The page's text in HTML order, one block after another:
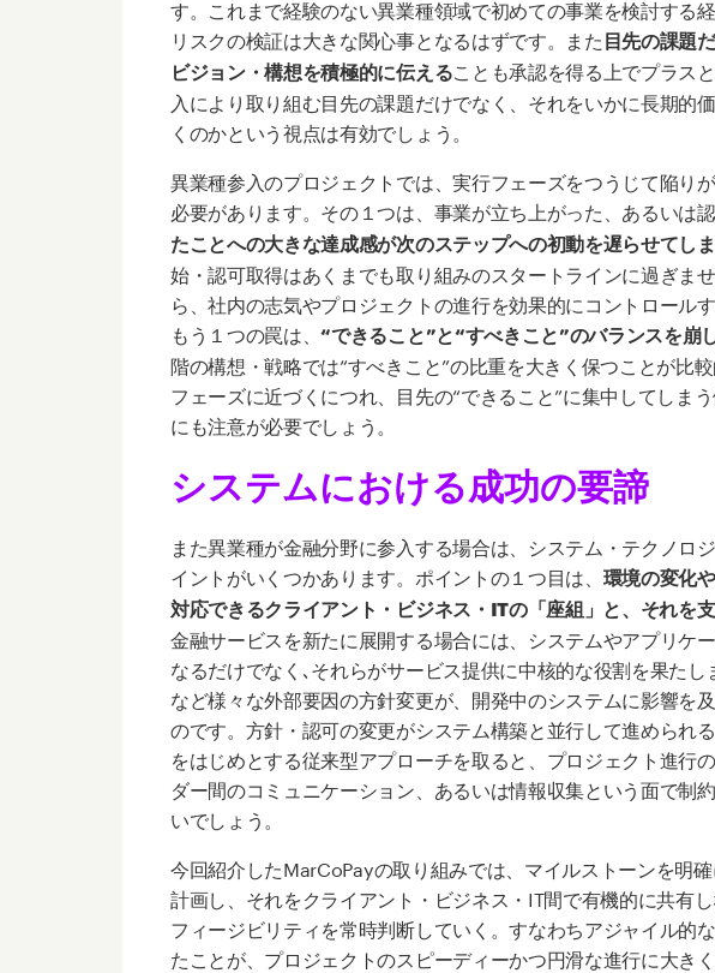
す。これまで経験のない異業種領域で初めての事業を検討する
リスクの検証は大きな関心事となるはずです。また目先の課題
ビジョン・構想を積極的に伝えることも承認を得る上でプラス
入により取り組む目先の課題だけでなく、それをいかに長期的
くのかという視点は有効でしょう。
異業種参入のプロジェクトでは、実行フェーズをつうじて陥り
必要があります。その１つは、事業が立ち上がった、あるいは
たことへの大きな達成感が次のステップへの初動を遅らせてし
始・認可取得はあくまでも取り組みのスタートラインに過ぎま
ら、社内の志気やプロジェクトの進行を効果的にコントロール
もう１つの罠は、“できること”と“すべきこと”のバランスを崩
階の構想・戦略では“すべきこと”の比重を大きく保つことが比
フェーズに近づくにつれ、目先の“できること”に集中してしま
にも注意が必要でしょう。
システムにおける成功の要諦
また異業種が金融分野に参入する場合は、システム・テクノロ
イントがいくつかあります。ポイントの１つ目は、 環境の変化
対応できるクライアント・ビジネス・ITの「座組」と、それを
金融サービスを新たに展開する場合には、システムやアプリケ
なるだけでなく､それらがサービス提供に中核的な役割を果た
など様々な外部要因の方針変更が、開発中のシステムに影響を
のです。方針・認可の変更がシステム構築と並行して進められ
をはじめとする従来型アプローチを取ると、プロジェクト進行
ダー間のコミュニケーション、あるいは情報収集という面で制
いでしょう。
今回紹介したMarCoPayの取り組みでは、マイルストーンを明
計画し、それをクライアント・ビジネス・IT間で有機的に共有
フィージビリティを常時判断していく。すなわちアジャイル的
たことが、プロジェクトのスピーディーかつ円滑な進行に大き